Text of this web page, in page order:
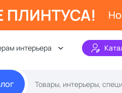
ПЛИНТУСА!
интерьера